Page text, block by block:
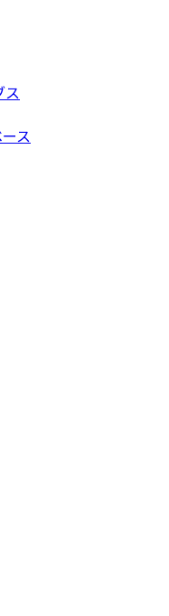
ス
ス